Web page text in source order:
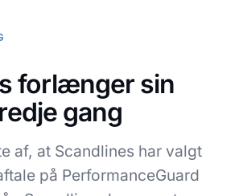
forlænger sin
gang
af, at Scandlines har valgt
på PerformanceGuard